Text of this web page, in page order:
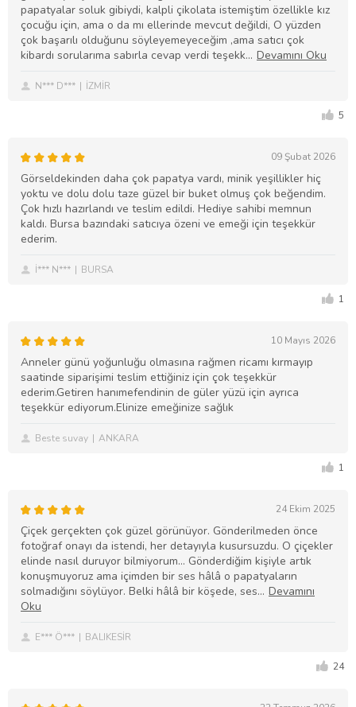
papatyalar soluk gibiydi, kalpli çikolata istemiştim özellikle kız
çocuğu için, ama o da mı ellerinde mevcut değildi, O yüzden
çok başarılı olduğunu söyleyemeyeceğim ,ama satıcı çok
kibardı sorularıma sabırla cevap verdi teşekk
N*** D*** İZMİR
5
09 Şubat 2026
Görseldekinden daha çok papatya vardı, minik yeşillikler hiç
yoktu ve dolu dolu taze güzel bir buket olmuş çok beğendim.
Çok hızlı hazırlandı ve teslim edildi. Hediye sahibi memnun
kaldı. Bursa bazındaki satıcıya özeni ve emeği için teşekkür
ederim.
İ*** N*** BURSA
1
10 Mayıs 2026
Anneler günü yoğunluğu olmasına rağmen ricamı kırmayıp
saatinde siparişimi teslim ettiğiniz için çok teşekkür
ederim.Getiren hanımefendinin de güler yüzü için ayrıca
teşekkür ediyorum.Elinize emeğinize sağlık
Beste suvay ANKARA
1
24 Ekim 2025
Çiçek gerçekten çok güzel görünüyor. Gönderilmeden önce
fotoğraf onayı da istendi, her detayıyla kusursuzdu. O çiçekler
elinde nasıl duruyor bilmiyorum… Gönderdiğim kişiyle artık
konuşmuyoruz ama içimden bir ses hâlâ o papatyaların
solmadığını söylüyor. Belki hâlâ bir köşede, ses
E*** Ö*** BALIKESİR
24